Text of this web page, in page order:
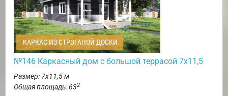
КАРКАС ИЗ СТРОГАНОЙ ДОСКИ
№146 Каркасный дом с большой террасой 7х11,5
Размер: 7х11,5 м
Общая площадь: 632